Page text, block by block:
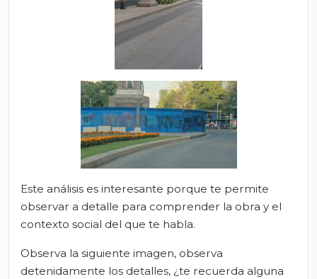
Este análisis es interesante porque te permite
observar a detalle para comprender la obra y el
contexto social del que te habla.
Observa la siguiente imagen, observa
detenidamente los detalles, ¿te recuerda alguna